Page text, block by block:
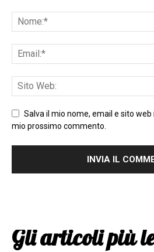
Salva il mio nome, email e sito web
mio prossimo commento.
Gli articoli più